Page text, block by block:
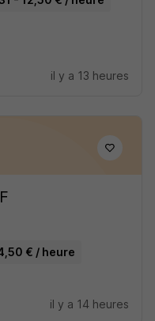
il y a 13 heures
€ / heure
il y a 14 heures